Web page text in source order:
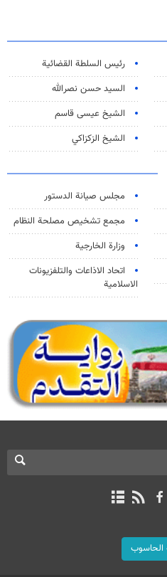
رئیس السلطة القضائیة
السيد حسن نصرالله
الشيخ عيسى قاسم
الشيخ الزكزاكي
مجلس صيانة الدستور
مجمع تشخيص مصلحة النظام
وزارة الخارجية
اتحاد الاذاعات والتلفزيونات
الاسلامية